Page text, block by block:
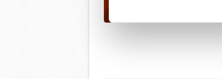
Her halükârda, kullanıcılar,